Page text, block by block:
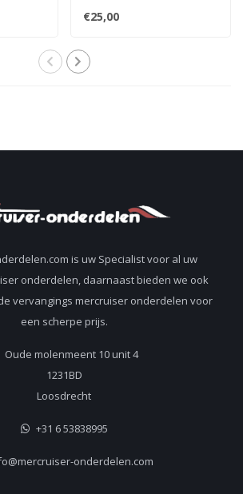
om 227 liter benzine
te behandelen
€25,00
is uw Specialist voor al uw
onderdelen, daarnaast bieden we ook
vervangings mercruiser onderdelen voor
een scherpe prijs.
Oude molenmeent 10 unit 4
1231BD
Loosdrecht
+31 6 53838995
onderdelen.com